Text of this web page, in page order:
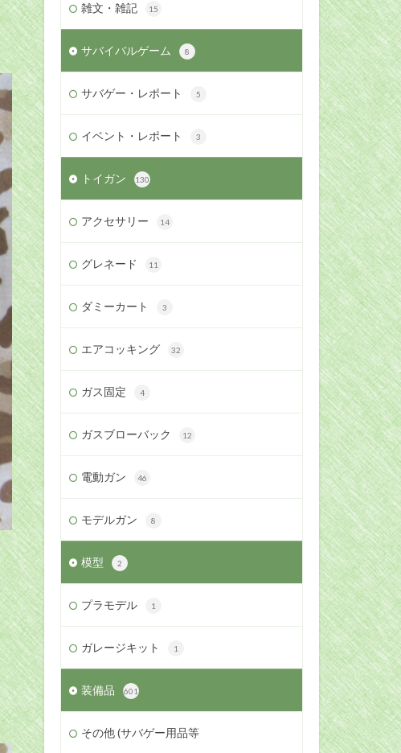
雑文・雑記 15
サバイバルゲーム 8
サバゲー・レポート 5
イベント・レポート 3
トイガン 130
アクセサリー 14
グレネード 11
ダミーカート 3
エアコッキング 32
ガス固定 4
ガスブローバック 12
電動ガン 46
モデルガン 8
模型 2
プラモデル 1
ガレージキット 1
装備品 601
その他 (サバゲー用品等